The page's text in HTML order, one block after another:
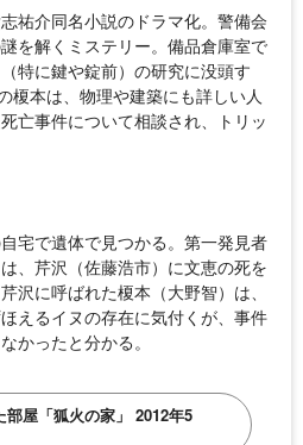
祐介同名小説のドラマ化。警備会
を解くミステリー。備品倉庫室で
特に鍵や錠前）の研究に没頭す
榎本は、物理や建築にも詳しい人
亡事件について相談され、トリッ
宅で遺体で見つかる。第一発見者
、芹沢（佐藤浩市）に文恵の死を
沢に呼ばれた榎本（大野智）は、
えるイヌの存在に気付くが、事件
かったと分かる。
部屋「狐火の家」 2012年5